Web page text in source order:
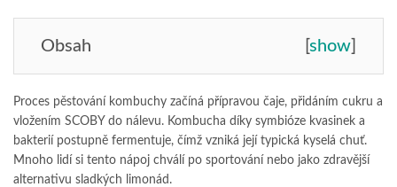
Obsah [show]
Proces pěstování kombuchy začíná přípravou čaje, přidáním cukru a
vložením SCOBY do nálevu. Kombucha díky symbióze kvasinek a
bakterií postupně fermentuje, čímž vzniká její typická kyselá chuť.
Mnoho lidí si tento nápoj chválí po sportování nebo jako zdravější
alternativu sladkých limonád.